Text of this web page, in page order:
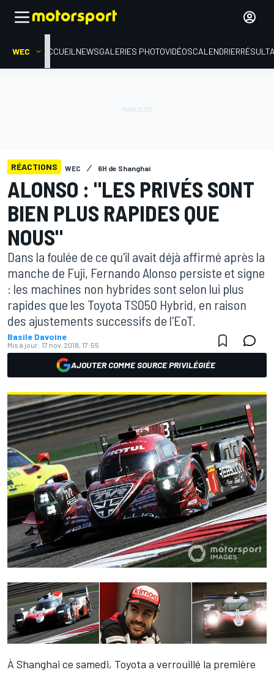
WEC ACCUEIL NEWSGALERIES PHOTOVIDÉOSCALENDRIER
RÉACTIONS WEC 6H de Shanghai
ALONSO : "LES PRIVÉS SONT
BIEN PLUS RAPIDES QUE
NOUS"
Dans la foulée de ce qu'il avait déjà affirmé après la
manche de Fuji, Fernando Alonso persiste et signe
: les machines non hybrides sont selon lui plus
rapides que les Toyota TS050 Hybrid, en raison
des ajustements successifs de l'EoT.
Basile Davoine
Mis à jour: 17 nov. 2018, 17:55
AJOUTER COMME SOURCE PRIVILÉGIÉE
À Shanghai ce samedi, Toyota a verrouillé la première